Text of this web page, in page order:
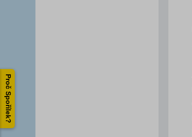
Proč Spořílek?